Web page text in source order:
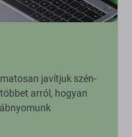
javítjuk szén-
arról, hogyan